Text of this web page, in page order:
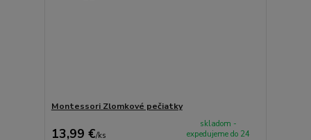
Montessori Zlomkové pečiatky
13,99 €/ks
skladom -
expedujeme do 24